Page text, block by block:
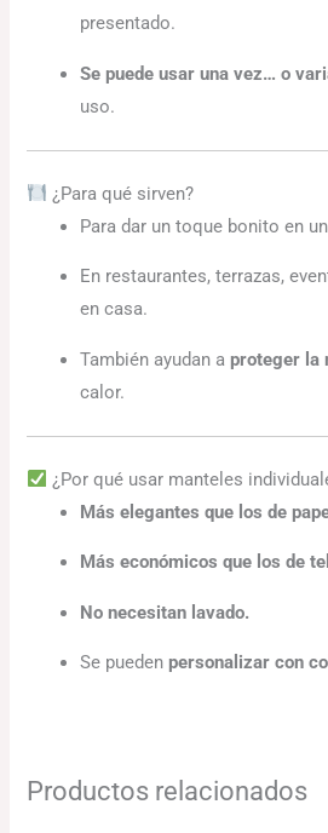
presentado.
Se puede usar una vez… o
uso.
¿Para qué sirven?
Para dar un toque bonito en
En restaurantes, terrazas,
en casa.
También ayudan aproteger la
calor.
¿Por qué usar manteles
Más elegantes que los de
Más económicos que los de
No necesitan lavado.
Se puedenpersonalizar con
Productos relacionados